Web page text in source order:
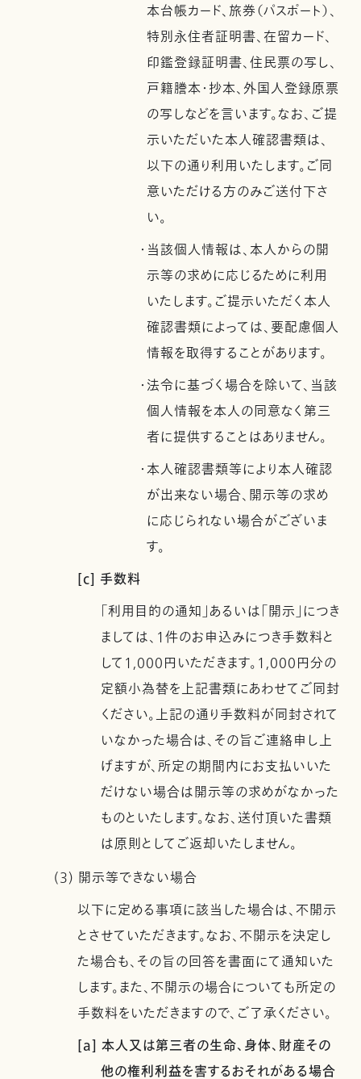
本台帳カード、旅券（パスポート）、
特別永住者証明書、在留カード、
印鑑登録証明書、住民票の写し、
戸籍謄本・抄本、外国人登録原票
の写しなどを言います。なお、ご提
示いただいた本人確認書類は、
以下の通り利用いたします。ご同
意いただける方のみご送付下さ
い。
・当該個人情報は、本人からの開
示等の求めに応じるために利用
いたします。ご提示いただく本人
確認書類によっては、要配慮個人
情報を取得することがあります。
・法令に基づく場合を除いて、当該
個人情報を本人の同意なく第三
者に提供することはありません。
・本人確認書類等により本人確認
が出来ない場合、開示等の求め
に応じられない場合がございま
す。
[c] 手数料
「利用目的の通知」あるいは「開示」につき
ましては、1件のお申込みにつき手数料と
して1,000円いただきます。1,000円分の
定額小為替を上記書類にあわせてご同封
ください。上記の通り手数料が同封されて
いなかった場合は、その旨ご連絡申し上
げますが、所定の期間内にお支払いいた
だけない場合は開示等の求めがなかった
ものといたします。なお、送付頂いた書類
は原則としてご返却いたしません。
(3) 開示等できない場合
以下に定める事項に該当した場合は、不開示
とさせていただきます。なお、不開示を決定し
た場合も、その旨の回答を書面にて通知いた
します。また、不開示の場合についても所定の
手数料をいただきますので、ご了承ください。
[a] 本人又は第三者の生命、身体、財産その
他の権利利益を害するおそれがある場合